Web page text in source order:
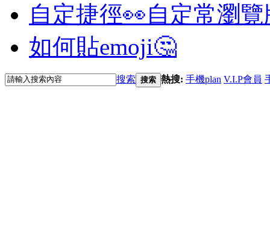
自定捷徑👀自定常瀏
如何貼emoji🤔
搜索 搜索 熱搜: 手機plan V.I.P會員